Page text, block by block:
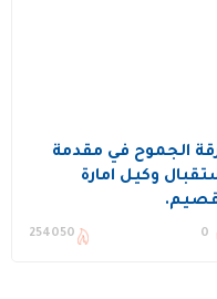
الجموح في مقدمة
وكيل امارة
0
254050